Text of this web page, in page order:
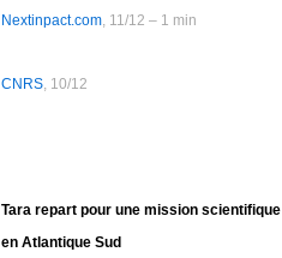
Nextinpact.com, 11/12 – 1 min
CNRS, 10/12
Tara repart pour une mission scientifique
en Atlantique Sud